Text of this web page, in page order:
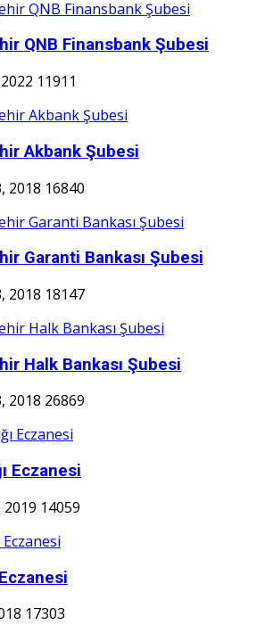
QNB Finansbank Şubesi
11911
Akbank Şubesi
2018 16840
Garanti Bankası Şubesi
2018 18147
Halk Bankası Şubesi
2018 26869
Eczanesi
2019 14059
17303